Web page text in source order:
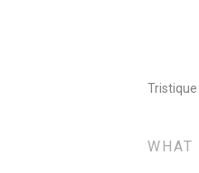
Tristique
WHAT